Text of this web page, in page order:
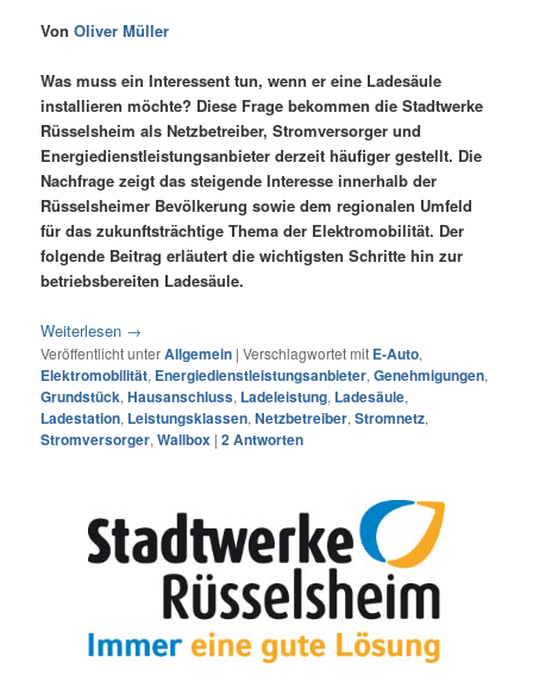
VonOliver Müller
Was muss ein Interessent tun, wenn er eine Ladesäule
installieren möchte? Diese Frage bekommen die Stadtwerke
Rüsselsheim als Netzbetreiber, Stromversorger und
Energiedienstleistungsanbieter derzeit häufiger gestellt. Die
Nachfrage zeigt das steigende Interesse innerhalb der
Rüsselsheimer Bevölkerung sowie dem regionalen Umfeld
für das zukunftsträchtige Thema der Elektromobilität. Der
folgende Beitrag erläutert die wichtigsten Schritte hin zur
betriebsbereiten Ladesäule.
Weiterlesen →
Veröffentlicht unterAllgemein |Verschlagwortet mit E-Auto,
Elektromobilität, Energiedienstleistungsanbieter,Genehmigungen,
Grundstück,Hausanschluss, Ladeleistung, Ladesäule,
Ladestation, Leistungsklassen,Netzbetreiber,Stromnetz,
Stromversorger,Wallbox |2Antworten